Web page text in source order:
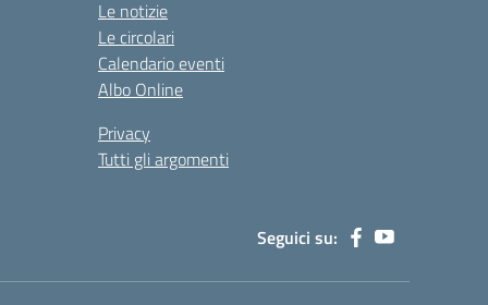
Le notizie
Le circolari
Calendario eventi
Albo Online
Privacy
Tutti gli argomenti
Seguici su: